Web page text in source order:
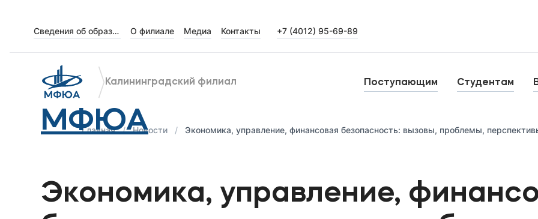
Сведения об образовательной организации О филиале Медиа Контакты +7 (4012) 95-69-89
МФЮА
Калининградский филиал Поступающим Студентам
Лицензии и документы
Сведения об образовательной организации
Абитуриенту
Абитуриентам Дополнительное профессиональное образование
Главная Новости Экономика, управление, финансовая безопасность: вызовы, проблемы, перспективы.
Экономика, управление,